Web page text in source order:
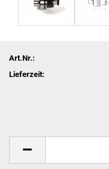
Art.Nr.:
Lieferzeit: